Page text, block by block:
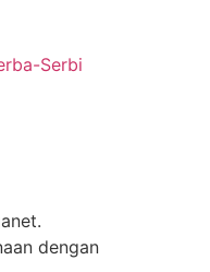
Serbi
dengan